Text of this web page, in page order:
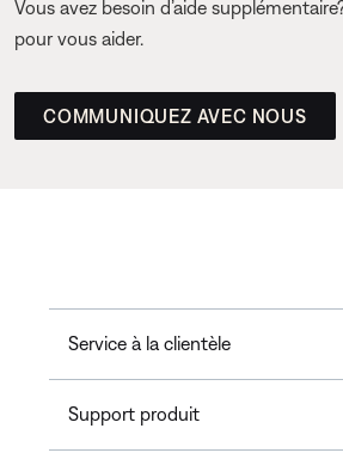
Vous avez besoin d’aide
pour vous aider.
COMMUNIQUEZ AVEC NOUS
Service à la clientèle
Support produit